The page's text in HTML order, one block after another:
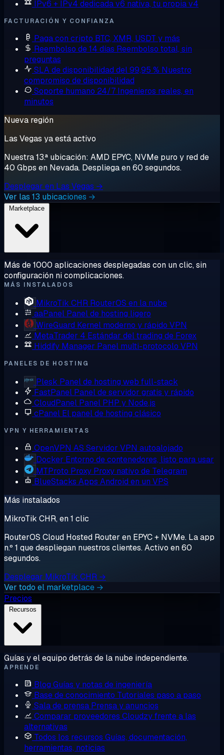
IPv6 + IPv4 dedicadav6 nativa, tu propia v4
FACTURACIÓN Y CONFIANZA
Paga con cripto BTC, XMR, USDT y más
Reembolso de 14 días Reembolso total, sin
preguntas
SLA de disponibilidad del 99,95 % Nuestro
compromiso de disponibilidad
Soporte humano 24/7 Ingenieros reales, en
minutos
Nueva región
Las Vegas ya está activo
Nuestra 13.ª ubicación: AMD EPYC, NVMe puro y red de
40 Gbps en Nevada. Despliega en 60 segundos.
Desplegar en Las Vegas →
Ver las 13 ubicaciones →
Más de 1000 aplicaciones desplegadas con un clic, sin
configuración ni complicaciones.
MÁS INSTALADOS
MikroTik CHR RouterOS en la nube
aaPanel Panel de hosting ligero
WireGuard Kernel moderno y rápido VPN
MetaTrader 4 Estándar del trading de Forex
Hiddify Manager Panel multi-protocolo VPN
PANELES DE HOSTING
Plesk Panel de hosting web full-stack
FastPanel Panel de servidor gratis y rápido
CloudPanel Panel PHP y Node.js
cPanel El panel de hosting clásico
VPN Y HERRAMIENTAS
OpenVPN AS Servidor VPN autoalojado
Docker Entorno de contenedores, listo para usar
MTProto Proxy Proxy nativo de Telegram
BlueStacks Apps Android en un VPS
Más instalados
MikroTik CHR, en 1 clic
RouterOS Cloud Hosted Router en EPYC + NVMe. La app
n.º 1 que despliegan nuestros clientes. Activo en 60
segundos.
Desplegar MikroTik CHR →
Ver todo el marketplace →
Precios
Guías y el equipo detrás de la nube independiente.
APRENDE
Blog Guías y notas de ingeniería
Base de conocimiento Tutoriales paso a paso
Sala de prensa Prensa y anuncios
Comparar proveedores Cloudzy frente a las
alternativas
Todos los recursos Guías, documentación,
herramientas, noticias